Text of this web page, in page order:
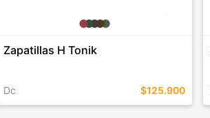
Zapatillas H Tonik
Dc $125.900